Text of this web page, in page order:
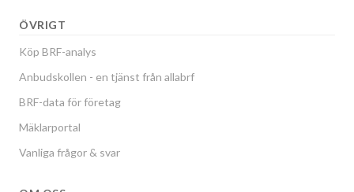
ÖVRIGT
Köp BRF-analys
Anbudskollen - en tjänst från allabrf
BRF-data för företag
Mäklarportal
Vanliga frågor & svar